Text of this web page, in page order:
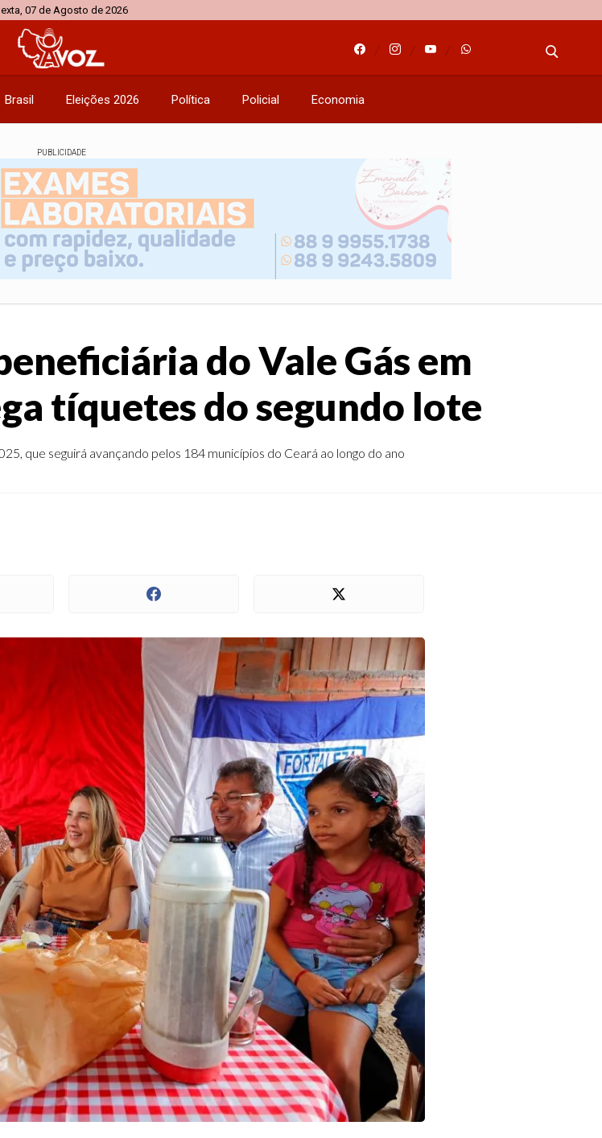
07 de Agosto de 2026
Brasil Eleições 2026 Política Policial Economia
PUBLICIDADE
do Vale Gás em
tíquetes do segundo lote
que seguirá avançando pelos 184 municípios do Ceará ao longo do ano